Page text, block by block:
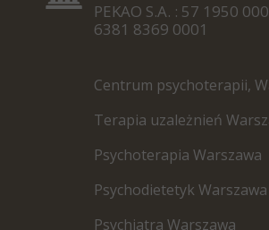
Centrum psychoterapii,
Terapia uzależnień
Psychoterapia Warszawa
Psychodietetyk Warszawa
Psychiatra Warszawa
PEKAO S.A. : 57 1950
6381 8369 0001